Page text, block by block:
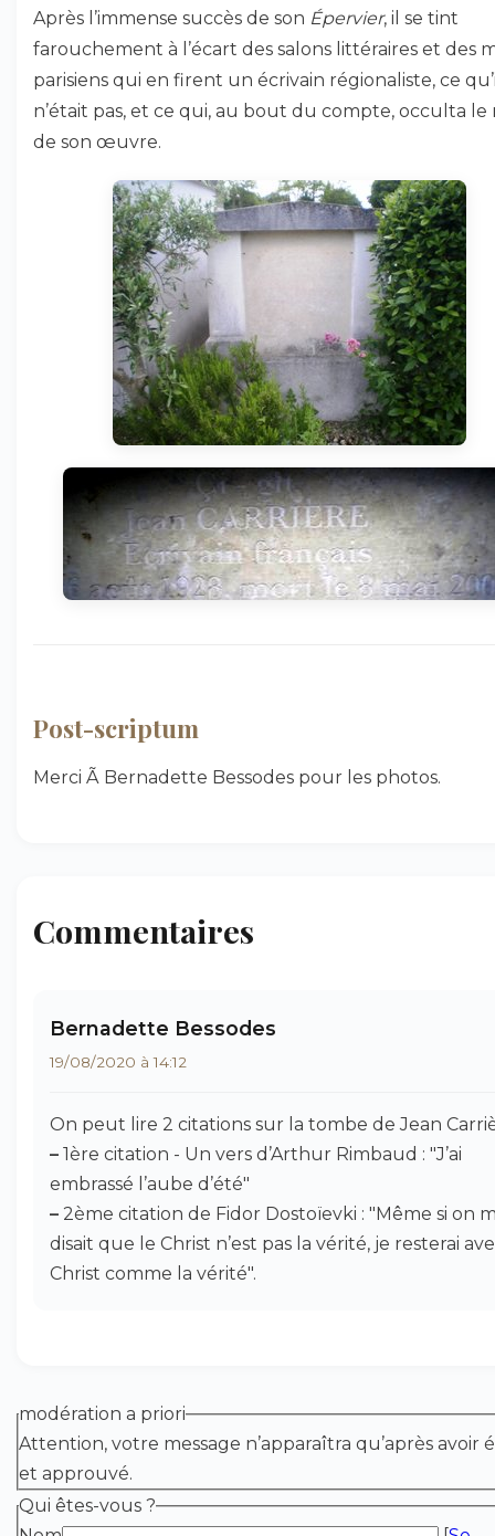
Après l’immense succès de son Épervier, il se tint
farouchement à l’écart des salons littéraires et des
parisiens qui en firent un écrivain régionaliste, ce
n’était pas, et ce qui, au bout du compte, occulta le
de son œuvre.
Post-scriptum
Merci Ã Bernadette Bessodes pour les photos.
Commentaires
Bernadette Bessodes
19/08/2020 à 14:12
On peut lire 2 citations sur la tombe de Jean
– 1ère citation - Un vers d’Arthur Rimbaud : "J’ai
embrassé l’aube d’été"
– 2ème citation de Fidor Dostoïevki : "Même si on
disait que le Christ n’est pas la vérité, je resterai
Christ comme la vérité".
modération a priori
Attention, votre message n’apparaîtra qu’après avoir
et approuvé.
Qui êtes-vous ?